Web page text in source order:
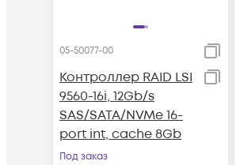
05-50077-00
Контроллер RAID LSI
9560-16i, 12Gb/s
SAS/SATA/NVMe 16-
port int, cache 8Gb
Под заказ